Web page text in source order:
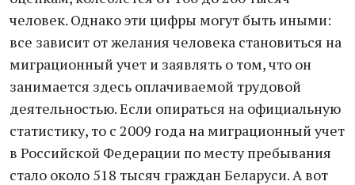
человек. Однако эти цифры могут быть иными:
все зависит от желания человека становиться на
миграционный учет и заявлять о том, что он
занимается здесь оплачиваемой трудовой
деятельностью. Если опираться на официальную
статистику, то с 2009 года на миграционный учет
в Российской Федерации по месту пребывания
стало около 518 тысяч граждан Беларуси. А вот